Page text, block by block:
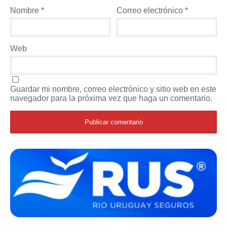
Nombre * Correo electrónico*
Web
Guardar mi nombre, correo electrónico y sitio web en este
navegador para la próxima vez que haga un comentario.